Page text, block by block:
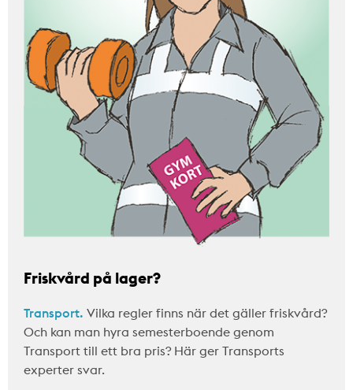
Friskvård på lager?
Transport. Vilka regler finns när det gäller friskvård?
Och kan man hyra semesterboende genom
Transport till ett bra pris? Här ger Transports
experter svar.